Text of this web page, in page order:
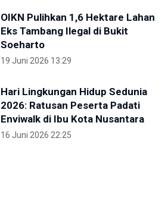
OIKN Pulihkan 1,6 Hektare Lahan
Eks Tambang Ilegal di Bukit
Soeharto
19 Juni 2026 13:29
Hari Lingkungan Hidup Sedunia
2026: Ratusan Peserta Padati
Enviwalk di Ibu Kota Nusantara
16 Juni 2026 22:25